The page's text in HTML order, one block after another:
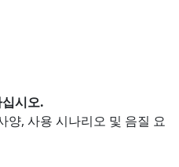
시오.
양, 사용 시나리오 및 음질 요